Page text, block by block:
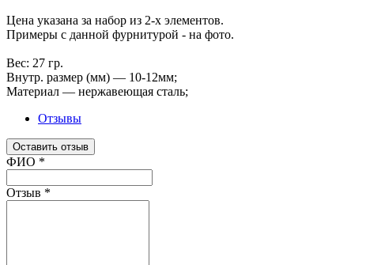
Цена указана за набор из 2-х элементов.
Примеры с данной фурнитурой - на фото.
Вес: 27 гр.
Внутр. размер (мм) — 10-12мм;
Материал — нержавеющая сталь;
Отзывы
Оставить отзыв
Ваш отзыв был отправлен!
ФИО *
Отзыв *